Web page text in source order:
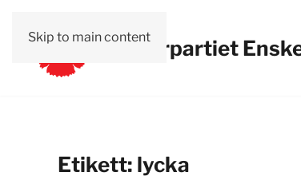
Skip to main contentVänsterpartiet
Etikett: lycka